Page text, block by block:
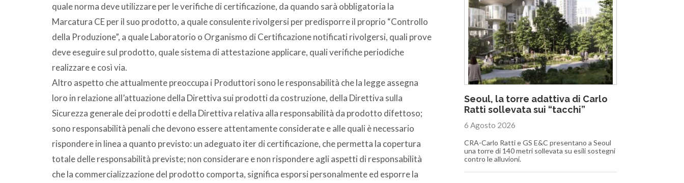
quale norma deve utilizzare per le verifiche di certificazione, da quando sarà obbligatoria la
Marcatura CE per il suo prodotto, a quale consulente rivolgersi per predisporre il proprio “Controllo
della Produzione”, a quale Laboratorio o Organismo di Certificazione notificati rivolgersi, quali prove
deve eseguire sul prodotto, quale sistema di attestazione applicare, quali verifiche periodiche
realizzare e così via.
Altro aspetto che attualmente preoccupa i Produttori sono le responsabilità che la legge assegna
loro in relazione all’attuazione della Direttiva sui prodotti da costruzione, della Direttiva sulla
Sicurezza generale dei prodotti e della Direttiva relativa alla responsabilità da prodotto difettoso;
sono responsabilità penali che devono essere attentamente considerate e alle quali è necessario
rispondere in linea a quanto previsto: un adeguato iter di certificazione, che permetta la copertura
totale delle responsabilità previste; non considerare e non rispondere agli aspetti di responsabilità
che la commercializzazione del prodotto comporta, significa esporsi personalmente ed esporre la
Seoul, la torre adattiva di Carlo
Ratti sollevata sui “tacchi”
6 Agosto 2026
CRA-Carlo Ratti e GS E&C presentano a Seoul
una torre di 140 metri sollevata su esili sostegni
contro le alluvioni.